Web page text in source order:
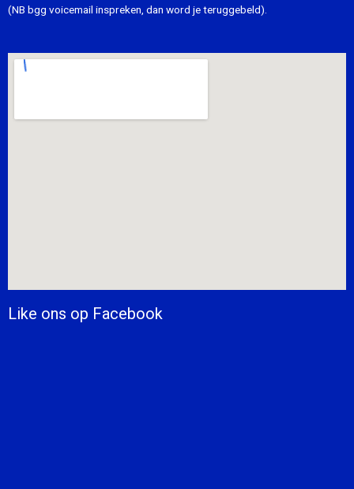
(NB bgg voicemail inspreken, dan word je teruggebeld).
Like ons op Facebook